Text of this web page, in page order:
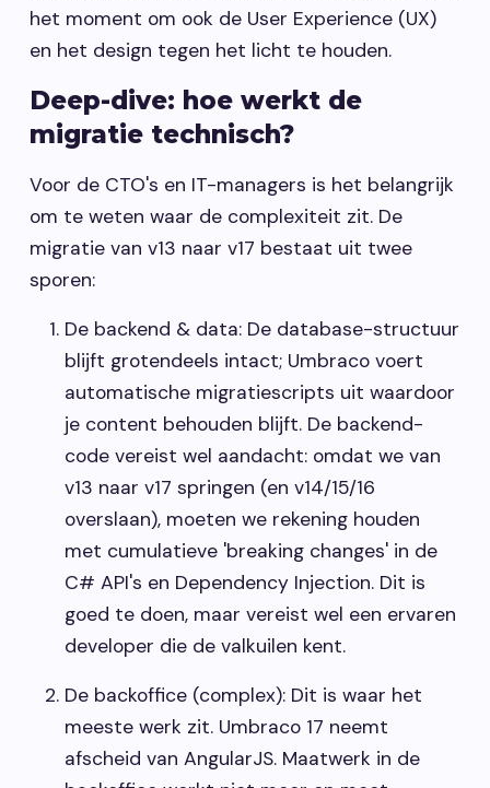
het moment om ook de User Experience (UX)
en het design tegen het licht te houden.
Deep-dive: hoe werkt de
migratie technisch?
Voor de CTO's en IT-managers is het belangrijk
om te weten waar de complexiteit zit. De
migratie van v13 naar v17 bestaat uit twee
sporen:
De backend & data: De database-structuur
blijft grotendeels intact; Umbraco voert
automatische migratiescripts uit waardoor
je content behouden blijft. De backend-
code vereist wel aandacht: omdat we van
v13 naar v17 springen (en v14/15/16
overslaan), moeten we rekening houden
met cumulatieve 'breaking changes' in de
C# API's en Dependency Injection. Dit is
goed te doen, maar vereist wel een ervaren
developer die de valkuilen kent.
De backoffice (complex): Dit is waar het
meeste werk zit. Umbraco 17 neemt
afscheid van AngularJS. Maatwerk in de